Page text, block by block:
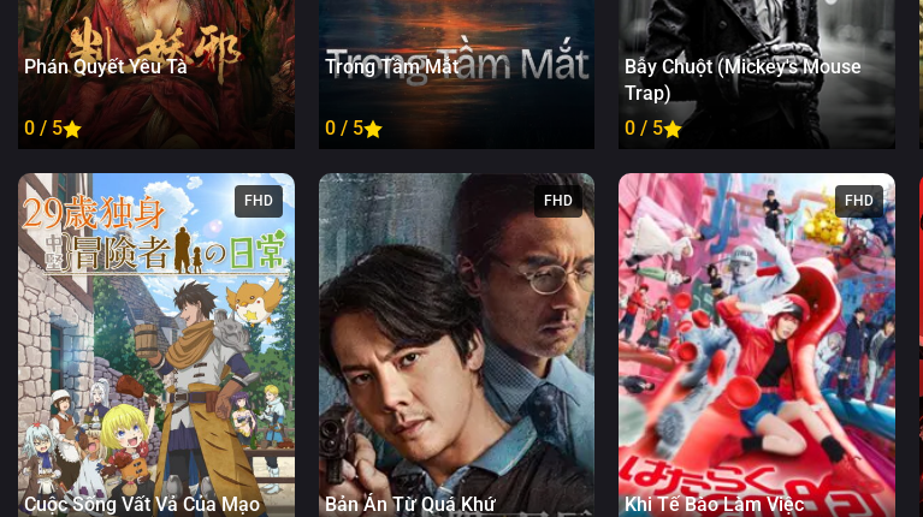
Tập 39
Tập 40
Phán Quyết Yêu Tà
0 / 5
Trong Tầm Mắt
0 / 5
Bẫy Chuột (Mickey's Mouse
Trap)
0 / 5
FHD
Cuộc Sống Vất Vả Của Mạo
FHD
Bản Án Từ Quá Khứ
FHD
Khi Tế Bào Làm Việc